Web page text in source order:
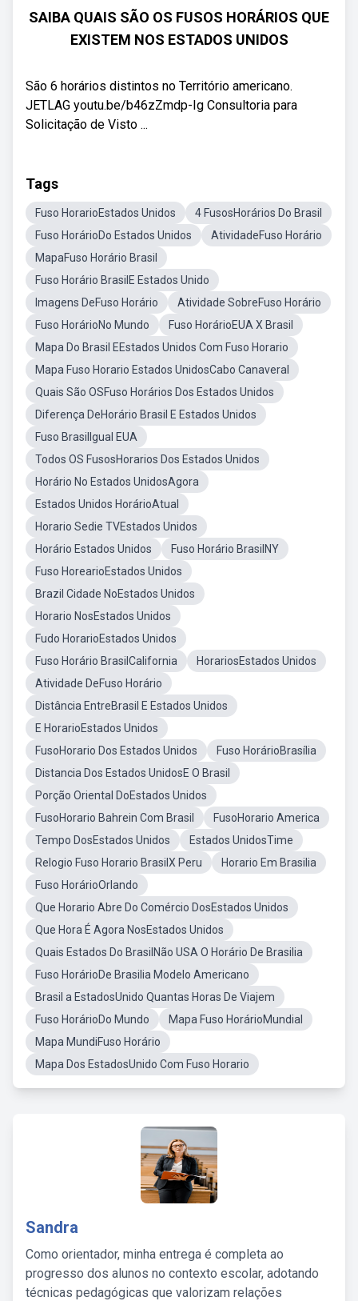
SAIBA QUAIS SÃO OS FUSOS HORÁRIOS QUE
EXISTEM NOS ESTADOS UNIDOS
São 6 horários distintos no Território americano.
JETLAG youtu.be/b46zZmdp-Ig Consultoria para
Solicitação de Visto ...
Tags
Fuso HorarioEstados Unidos
4 FusosHorários Do Brasil
Fuso HorárioDo Estados Unidos
AtividadeFuso Horário
MapaFuso Horário Brasil
Fuso Horário BrasilE Estados Unido
Imagens DeFuso Horário
Atividade SobreFuso Horário
Fuso HorárioNo Mundo
Fuso HorárioEUA X Brasil
Mapa Do Brasil EEstados Unidos Com Fuso Horario
Mapa Fuso Horario Estados UnidosCabo Canaveral
Quais São OSFuso Horários Dos Estados Unidos
Diferença DeHorário Brasil E Estados Unidos
Fuso BrasilIgual EUA
Todos OS FusosHorarios Dos Estados Unidos
Horário No Estados UnidosAgora
Estados Unidos HorárioAtual
Horario Sedie TVEstados Unidos
Horário Estados Unidos
Fuso Horário BrasilNY
Fuso HorearioEstados Unidos
Brazil Cidade NoEstados Unidos
Horario NosEstados Unidos
Fudo HorarioEstados Unidos
Fuso Horário BrasilCalifornia
HorariosEstados Unidos
Atividade DeFuso Horário
Distância EntreBrasil E Estados Unidos
E HorarioEstados Unidos
FusoHorario Dos Estados Unidos
Fuso HorárioBrasília
Distancia Dos Estados UnidosE O Brasil
Porção Oriental DoEstados Unidos
FusoHorario Bahrein Com Brasil
FusoHorario America
Tempo DosEstados Unidos
Estados UnidosTime
Relogio Fuso Horario BrasilX Peru
Horario Em Brasilia
Fuso HorárioOrlando
Que Horario Abre Do Comércio DosEstados Unidos
Que Hora É Agora NosEstados Unidos
Quais Estados Do BrasilNão USA O Horário De Brasilia
Fuso HorárioDe Brasilia Modelo Americano
Brasil a EstadosUnido Quantas Horas De Viajem
Fuso HorárioDo Mundo
Mapa Fuso HorárioMundial
Mapa MundiFuso Horário
Mapa Dos EstadosUnido Com Fuso Horario
Sandra
Como orientador, minha entrega é completa ao
progresso dos alunos no contexto escolar, adotando
técnicas pedagógicas que valorizam relações